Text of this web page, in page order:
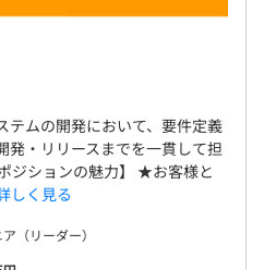
テムの開発において、要件定義
発・リリースまでを一貫して担
ジションの魅力】 ★お客様と
しく見る
（リーダー）